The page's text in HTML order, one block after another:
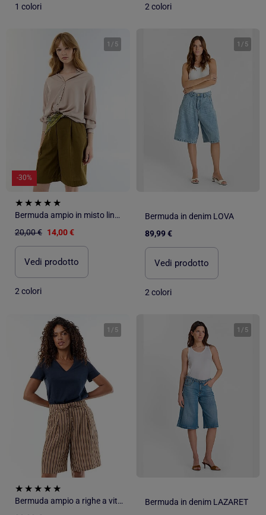
1 colori 2 colori
1 / 5
-30%
Bermuda ampio in misto lino con pinces
20,00 € 14,00 €
Vedi prodotto
2 colori
1 / 5
Bermuda in denim LOVA
89,99 €
Vedi prodotto
2 colori
1 / 5
Bermuda ampio a righe a vita alta
1 / 5
Bermuda in denim LAZARET